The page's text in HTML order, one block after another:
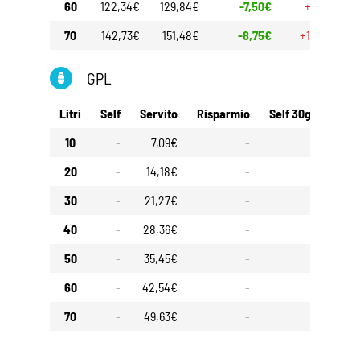
60
122,34€ 129,84€ -7,50€
+9,00€
70
142,73€ 151,48€ -8,75€ +10,50€
GPL
Litri Self Servito Risparmio Self 30gg
10
- 7,09€ -
20
- 14,18€ -
30
- 21,27€ -
40
- 28,36€ -
50
- 35,45€ -
60
- 42,54€ -
70
- 49,63€ -